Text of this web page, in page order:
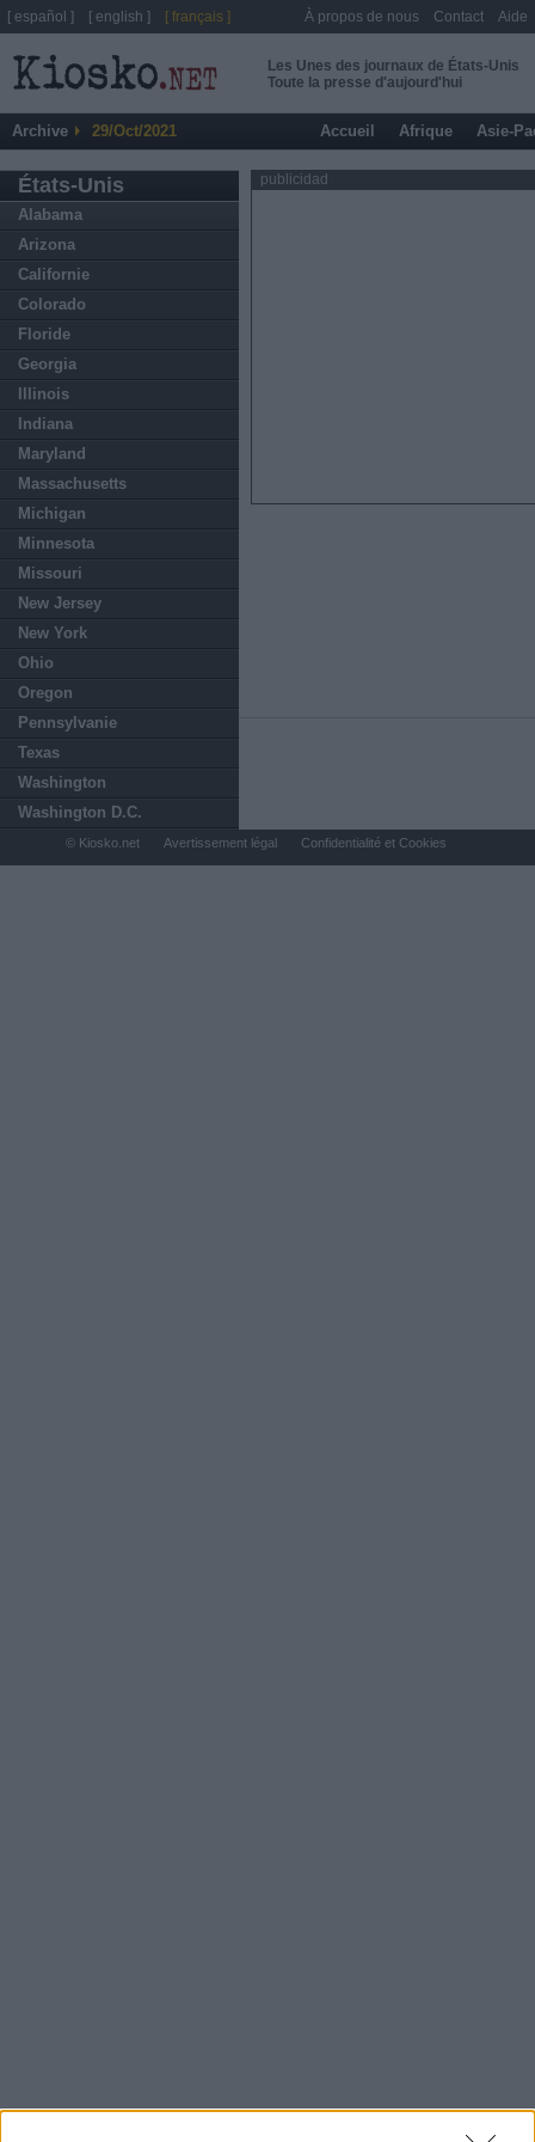
Les Unes des journaux de États-Unis
Toute la presse d'aujourd'hui
Archive 29/Oct/2021 Accueil Afrique Asie-
États-Unis
Alabama
Arizona
Californie
Colorado
Floride
Georgia
Illinois
Indiana
Maryland
Massachusetts
Michigan
Minnesota
Missouri
New Jersey
New York
Ohio
Oregon
Pennsylvanie
Texas
Washington
Washington D.C.
publicidad
[ español ] [ english ] [ français ] À propos de nous Contact Aide
© Kiosko.net Avertissement légal Confidentialité et Cookies